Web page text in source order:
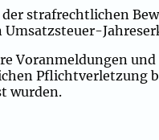
strafrechtlichen
Umsatzsteuer-
Voranmeldungen
Pflichtverletzung
wurden.